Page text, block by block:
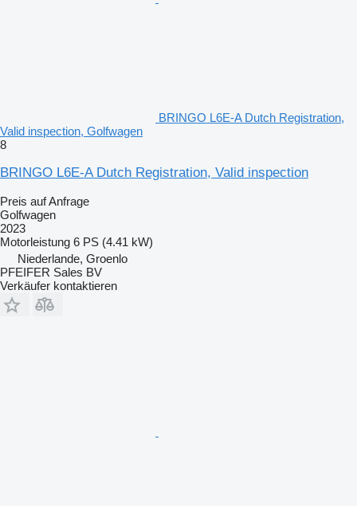
BRINGO L6E-A Dutch Registration,
Valid inspection, Golfwagen
8
BRINGO L6E-A Dutch Registration, Valid inspection
Preis auf Anfrage
Golfwagen
2023
Motorleistung 6 PS (4.41 kW)
Niederlande, Groenlo
PFEIFER Sales BV
Verkäufer kontaktieren